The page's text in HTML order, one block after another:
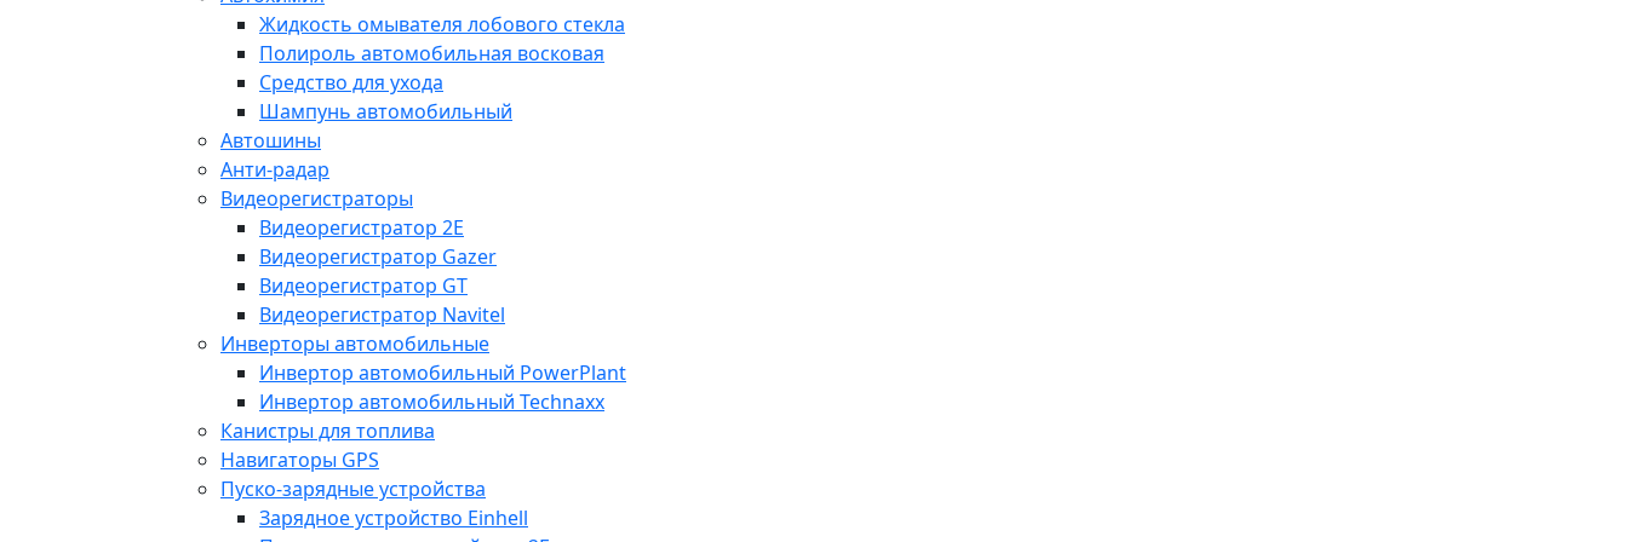
Жидкость омывателя лобового стекла
Полироль автомобильная восковая
Средство для ухода
Шампунь автомобильный
Автошины
Анти-радар
Видеорегистраторы
Видеорегистратор 2E
Видеорегистратор Gazer
Видеорегистратор GT
Видеорегистратор Navitel
Инверторы автомобильные
Инвертор автомобильный PowerPlant
Инвертор автомобильный Technaxx
Канистры для топлива
Навигаторы GPS
Пуско-зарядные устройства
Зарядное устройство Einhell